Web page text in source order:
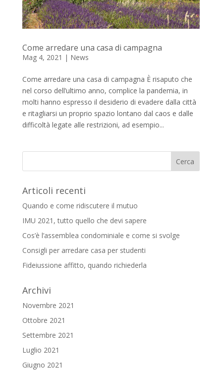
Come arredare una casa di campagna
Mag 4, 2021 | News
Come arredare una casa di campagna È risaputo che
nel corso dell’ultimo anno, complice la pandemia, in
molti hanno espresso il desiderio di evadere dalla città
e ritagliarsi un proprio spazio lontano dal caos e dalle
difficoltà legate alle restrizioni, ad esempio...
Articoli recenti
Quando e come ridiscutere il mutuo
IMU 2021, tutto quello che devi sapere
Cos’è l’assemblea condominiale e come si svolge
Consigli per arredare casa per studenti
Fideiussione affitto, quando richiederla
Archivi
Novembre 2021
Ottobre 2021
Settembre 2021
Luglio 2021
Giugno 2021